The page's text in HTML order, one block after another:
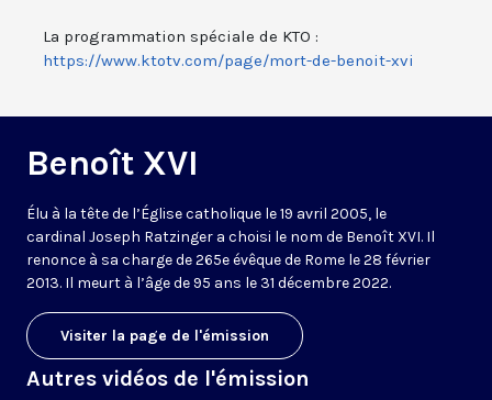
La programmation spéciale de KTO :
https://www.ktotv.com/page/mort-de-benoit-xvi
Benoît XVI
Élu à la tête de l’Église catholique le 19 avril 2005, le
cardinal Joseph Ratzinger a choisi le nom de Benoît XVI. Il
renonce à sa charge de 265e évêque de Rome le 28 février
2013. Il meurt à l’âge de 95 ans le 31 décembre 2022.
Visiter la page de l'émission
Autres vidéos de l'émission